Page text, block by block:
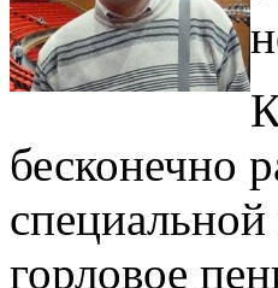
бесконечно
горловое